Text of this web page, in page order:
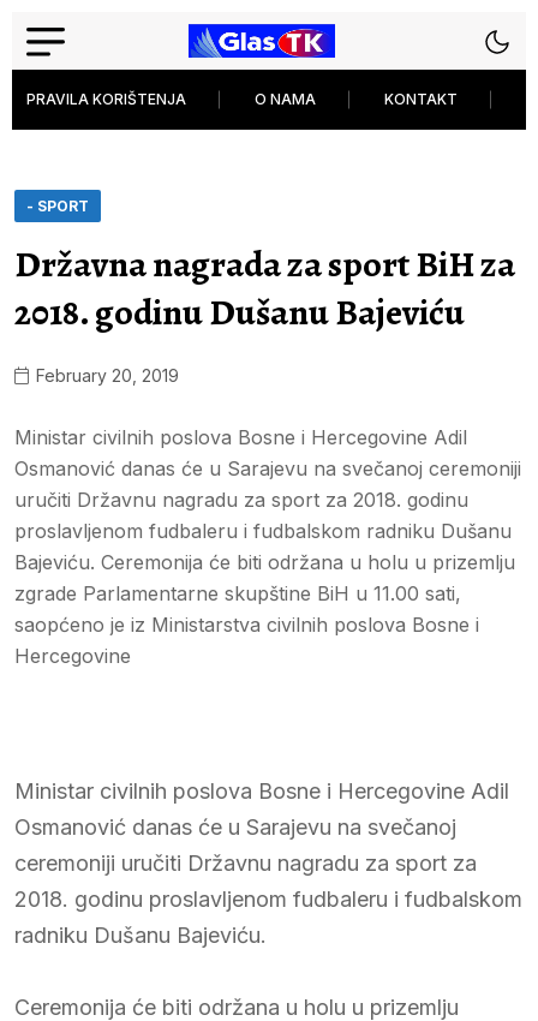
PRAVILA KORIŠTENJA O NAMA KONTAKT
- SPORT
Državna nagrada za sport BiH za
2018. godinu Dušanu Bajeviću
February 20, 2019
Ministar civilnih poslova Bosne i Hercegovine Adil
Osmanović danas će u Sarajevu na svečanoj ceremoniji
uručiti Državnu nagradu za sport za 2018. godinu
proslavljenom fudbaleru i fudbalskom radniku Dušanu
Bajeviću. Ceremonija će biti održana u holu u prizemlju
zgrade Parlamentarne skupštine BiH u 11.00 sati,
saopćeno je iz Ministarstva civilnih poslova Bosne i
Hercegovine
Ministar civilnih poslova Bosne i Hercegovine Adil
Osmanović danas će u Sarajevu na svečanoj
ceremoniji uručiti Državnu nagradu za sport za
2018. godinu proslavljenom fudbaleru i fudbalskom
radniku Dušanu Bajeviću.
Ceremonija će biti održana u holu u prizemlju